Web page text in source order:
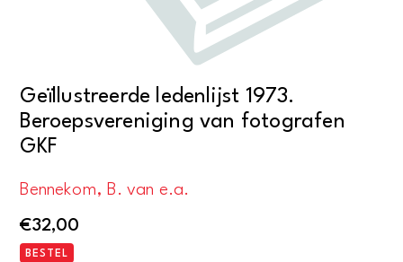
Geïllustreerde ledenlijst 1973.
Beroepsvereniging van fotografen
GKF
Bennekom, B. van e.a.
€32,00
BESTEL